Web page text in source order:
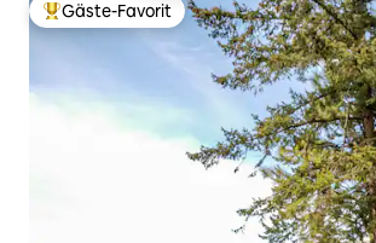
Beliebter Gäste-Favorit.
Gäste-Favorit